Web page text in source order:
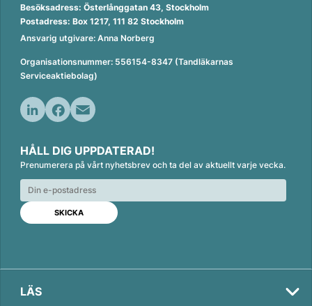
Besöksadress: Österlånggatan 43, Stockholm
Postadress: Box 1217, 111 82 Stockholm
Ansvarig utgivare: Anna Norberg
Organisationsnummer: 556154-8347 (Tandläkarnas
Serviceaktiebolag)
n
k
e
d
n
c
e
b
o
o
k
a
i
l
HÅLL DIG UPPDATERAD!
Prenumerera på vårt nyhetsbrev och ta del av aktuellt varje vecka.
LÄS